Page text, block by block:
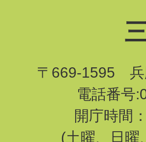
〒669-1595 兵
電話番号
開庁時間
(土曜、日曜